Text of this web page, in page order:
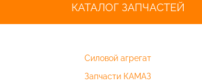
КАТАЛОГ ЗАПЧАСТЕЙ
Силовой агрегат
Запчасти КАМАЗ